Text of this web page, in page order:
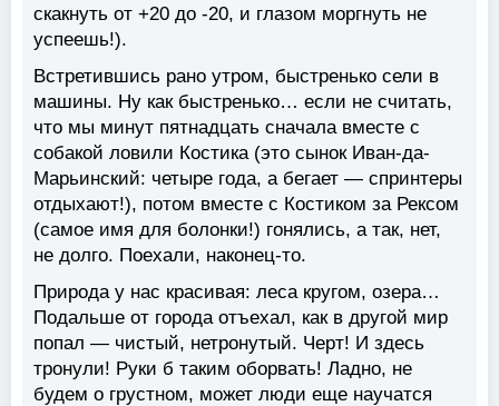
скакнуть от +20 до -20, и глазом моргнуть не
успеешь!).
Встретившись рано утром, быстренько сели в
машины. Ну как быстренько… если не считать,
что мы минут пятнадцать сначала вместе с
собакой ловили Костика (это сынок Иван-да-
Марьинский: четыре года, а бегает — спринтеры
отдыхают!), потом вместе с Костиком за Рексом
(самое имя для болонки!) гонялись, а так, нет,
не долго. Поехали, наконец-то.
Природа у нас красивая: леса кругом, озера…
Подальше от города отъехал, как в другой мир
попал — чистый, нетронутый. Черт! И здесь
тронули! Руки б таким оборвать! Ладно, не
будем о грустном, может люди еще научатся